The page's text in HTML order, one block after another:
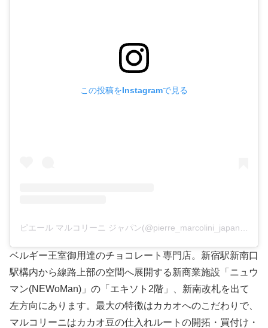
この投稿をInstagramで見る
ベルギー王室御用達のチョコレート専門店。新宿駅新南口
駅構内から線路上部の空間へ展開する新商業施設「ニュウ
マン(NEWoMan)」の「エキソト2階」、新南改札を出て
左方向にあります。最大の特徴はカカオへのこだわりで、
マルコリーニはカカオ豆の仕入れルートの開拓・買付け・